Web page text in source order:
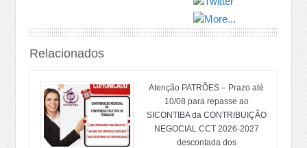
Relacionados
Atenção PATRÕES – Prazo até
10/08 para repasse ao
SICONTIBA da CONTRIBUIÇÃO
NEGOCIAL CCT 2026-2027
descontada dos